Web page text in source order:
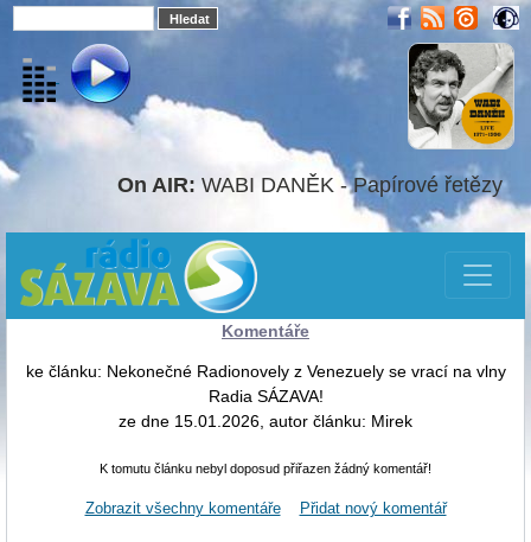
On AIR: WABI DANĚK - Papírové řetězy
Komentáře
ke článku: Nekonečné Radionovely z Venezuely se vrací na vlny
Radia SÁZAVA!
ze dne 15.01.2026, autor článku: Mirek
K tomutu článku nebyl doposud přiřazen žádný komentář!
Zobrazit všechny komentáře Přidat nový komentář